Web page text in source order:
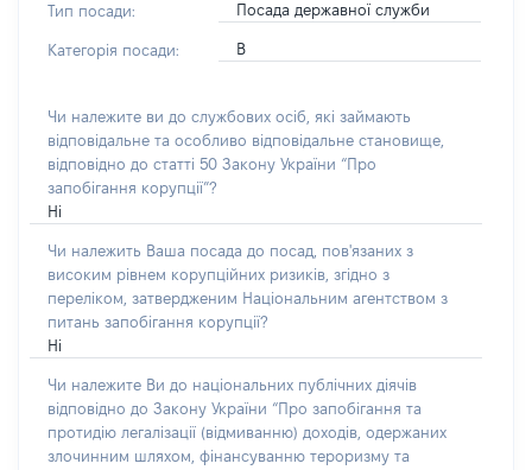
Тип посади: Посада державної служби
Категорія посади: В
Чи належите ви до службових осіб, які займають
відповідальне та особливо відповідальне становище,
відповідно до статті 50 Закону України “Про
запобігання корупції”?
Ні
Чи належить Ваша посада до посад, пов'язаних з
високим рівнем корупційних ризиків, згідно з
переліком, затвердженим Національним агентством з
питань запобігання корупції?
Ні
Чи належите Ви до національних публічних діячів
відповідно до Закону України “Про запобігання та
протидію легалізації (відмиванню) доходів, одержаних
злочинним шляхом, фінансуванню тероризму та